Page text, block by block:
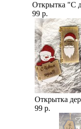
Открытка "С
99 р.
Открытка
99 р.